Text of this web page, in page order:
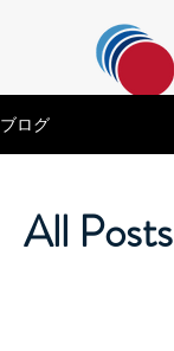
ブログ
All Posts